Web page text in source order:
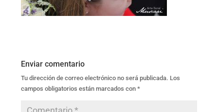
Enviar comentario
Tu dirección de correo electrónico no será publicada. Los
campos obligatorios están marcados con *